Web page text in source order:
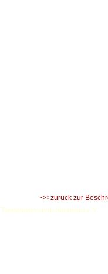
<< zurück zur
Tierschutzverein Santorini e.V.